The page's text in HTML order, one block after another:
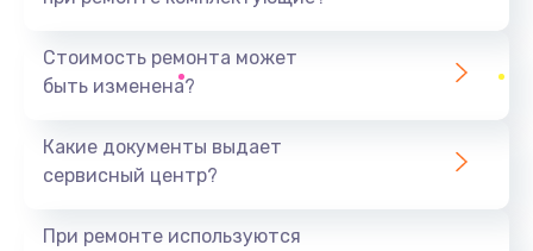
1440 руб.
Ремонт южного моста
Стоимость ремонта может
быть изменена?
Какие документы выдает
сервисный центр?
При ремонте используются